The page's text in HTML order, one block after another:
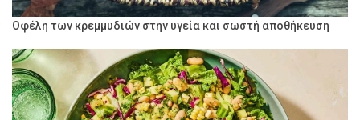
Οφέλη των κρεμμυδιών στην υγεία και σωστή αποθήκευση